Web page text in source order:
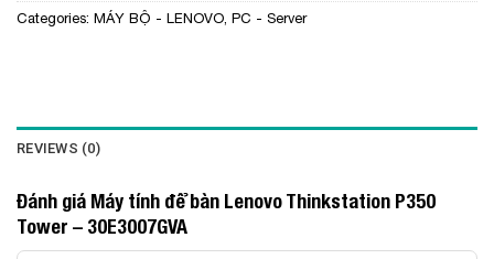
Categories: MÁY BỘ - LENOVO PC - Server
REVIEWS (0)
Đánh giá Máy tính để bàn Lenovo Thinkstation P350
Tower – 30E3007GVA